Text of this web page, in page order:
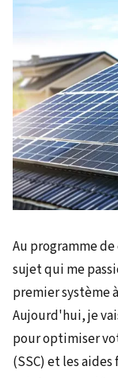
Au programme
sujet qui me
premier système
Aujourd'hui, je
pour optimiser
(SSC) et les